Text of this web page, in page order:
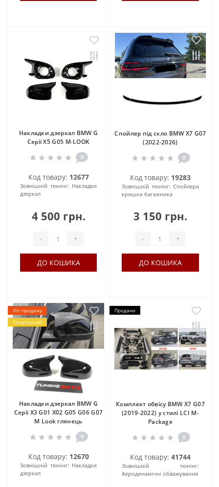
Накладки дзеркал BMW G
Серії X5 G05 M-LOOK
0
Код товару: 12677
Зовнішній тюнінг: Накладки
дзеркал
4 500 грн.
- +
ДО КОШИКА
Спойлер під скло BMW X7 G07
(2022-2026)
0
Код товару: 19283
Зовнішній тюнінг: Спойлера
кришки багажника
3 150 грн.
- +
ДО КОШИКА
Хіт продажу
Популярний
Накладки дзеркал BMW G
Серії X3 G01 X02 G05 G06 G07
M Look глянець
0
Код товару: 12670
Зовнішній тюнінг: Накладки
дзеркал
Продано
Комплект обвісу BMW X7 G07
(2019-2022) у стилі LCI M-
Package
0
Код товару: 41744
Зовнішній тюнінг:
Аеродинамічні обважування